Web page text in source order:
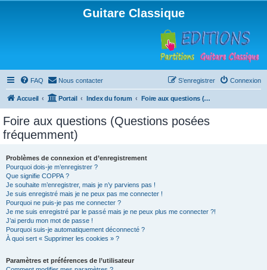
Guitare Classique
FAQ Nous contacter Connexion
S’enregistrer
Accueil Portail Index du forum Foire aux questions (Questions posées fréquemment)
Foire aux questions (Questions posées
fréquemment)
Problèmes de connexion et d’enregistrement
Pourquoi dois-je m’enregistrer ?
Que signifie COPPA ?
Je souhaite m’enregistrer, mais je n’y parviens pas !
Je suis enregistré mais je ne peux pas me connecter !
Pourquoi ne puis-je pas me connecter ?
Je me suis enregistré par le passé mais je ne peux plus me connecter ?!
J’ai perdu mon mot de passe !
Pourquoi suis-je automatiquement déconnecté ?
À quoi sert « Supprimer les cookies » ?
Paramètres et préférences de l’utilisateur